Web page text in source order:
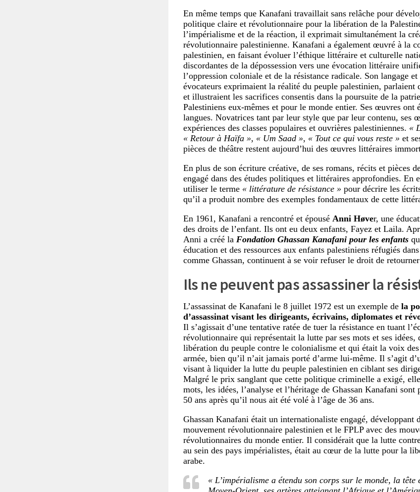
En même temps que Kanafani travaillait sans relâche pour
politique claire et révolutionnaire pour la libération de la
l’impérialisme et de la réaction, il exprimait simultanément la
révolutionnaire palestinienne. Kanafani a également œuvré à la
palestinien, en faisant évoluer l’éthique littéraire et culturelle
discordantes de la dépossession vers une évocation littéraire
l’oppression coloniale et de la résistance radicale. Son langage
évocateurs exprimaient la réalité du peuple palestinien, parlaient
et illustraient les sacrifices consentis dans la poursuite de la
Palestiniens eux-mêmes et pour le monde entier. Ses œuvres ont
langues. Novatrices tant par leur style que par leur contenu, ses
expériences des classes populaires et ouvrières palestiniennes. «
« Retour à Haïfa », « Um Saad », « Tout ce qui vous reste » et
pièces de théâtre restent aujourd’hui des œuvres littéraires
En plus de son écriture créative, de ses romans, récits et pièces
engagé dans des études politiques et littéraires approfondies. En
utiliser le terme « littérature de résistance » pour décrire les
qu’il a produit nombre des exemples fondamentaux de cette
En 1961, Kanafani a rencontré et épousé Anni Høver, une
des droits de l’enfant. Ils ont eu deux enfants, Fayez et Laila.
Anni a créé la Fondation Ghassan Kanafani pour les enfants
éducation et des ressources aux enfants palestiniens réfugiés
comme Ghassan, continuent à se voir refuser le droit de
Ils ne peuvent pas assassiner la
L’assassinat de Kanafani le 8 juillet 1972 est un exemple de la
d’assassinat visant les dirigeants, écrivains, diplomates et
Il s’agissait d’une tentative ratée de tuer la résistance en tuant
révolutionnaire qui représentait la lutte par ses mots et ses
libération du peuple contre le colonialisme et qui était la voix
armée, bien qu’il n’ait jamais porté d’arme lui-même. Il s’agit
visant à liquider la lutte du peuple palestinien en ciblant ses
Malgré le prix sanglant que cette politique criminelle a exigé,
mots, les idées, l’analyse et l’héritage de Ghassan Kanafani
50 ans après qu’il nous ait été volé à l’âge de 36 ans.
Ghassan Kanafani était un internationaliste engagé, développant
mouvement révolutionnaire palestinien et le FPLP avec des
révolutionnaires du monde entier. Il considérait que la lutte
au sein des pays impérialistes, était au cœur de la lutte pour la
arabe.
« L’impérialisme a étendu son corps sur le monde, la